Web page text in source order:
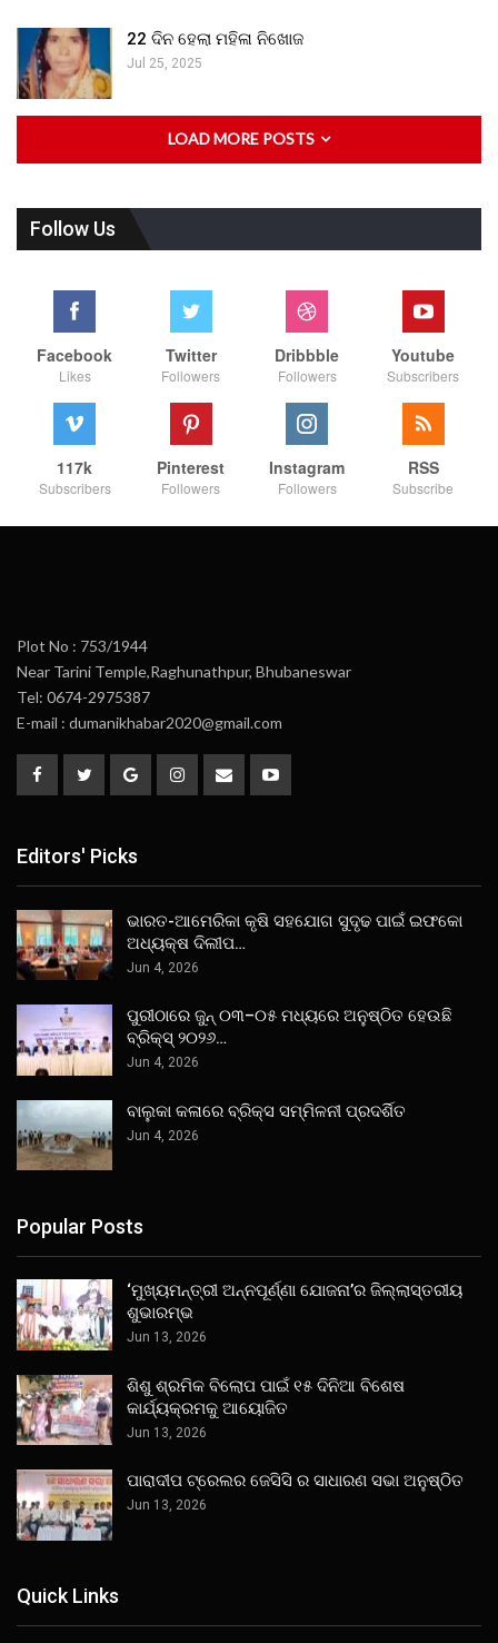
22 ଦିନ ହେଲା ମହିଳା ନିଖୋଜ
Jul 25, 2025
LOAD MORE POSTS
Follow Us
Facebook
Likes
Twitter
Followers
Dribbble
Followers
Youtube
Subscribers
117k
Subscribers
Pinterest
Followers
Instagram
Followers
RSS
Subscribe
Plot No : 753/1944
Near Tarini Temple,Raghunathpur, Bhubaneswar
Tel: 0674-2975387
E-mail : dumanikhabar2020@gmail.com
Editors' Picks
ଭାରତ-ଆମେରିକା କୃଷି ସହଯୋଗ ସୁଦୃଢ ପାଇଁ ଇଫକୋ
ଅଧ୍ୟକ୍ଷ ଦିଲୀପ…
Jun 4, 2026
ପୁରୀଠାରେ ଜୁନ୍ ୦୩–୦୫ ମଧ୍ୟରେ ଅନୁଷ୍ଠିତ ହେଉଛି
ବ୍ରିକ୍ସ୍ ୨୦୨୬…
Jun 4, 2026
ବାଲୁକା କଳାରେ ବ୍ରିକ୍ସ ସମ୍ମିଳନୀ ପ୍ରଦର୍ଶିତ
Jun 4, 2026
Popular Posts
‘ମୁଖ୍ୟମନ୍ତ୍ରୀ ଅନ୍ନପୂର୍ଣ୍ଣା ଯୋଜନା’ର ଜିଲ୍ଲାସ୍ତରୀୟ
ଶୁଭାରମ୍ଭ
Jun 13, 2026
ଶିଶୁ ଶ୍ରମିକ ବିଲୋପ ପାଇଁ ୧୫ ଦିନିଆ ବିଶେଷ
କାର୍ଯ୍ୟକ୍ରମକୁ ଆୟୋଜିତ
Jun 13, 2026
ପାରାଦୀପ ଟ୍ରେଲର ଜେସିସି ର ସାଧାରଣ ସଭା ଅନୁଷ୍ଠିତ
Jun 13, 2026
Quick Links